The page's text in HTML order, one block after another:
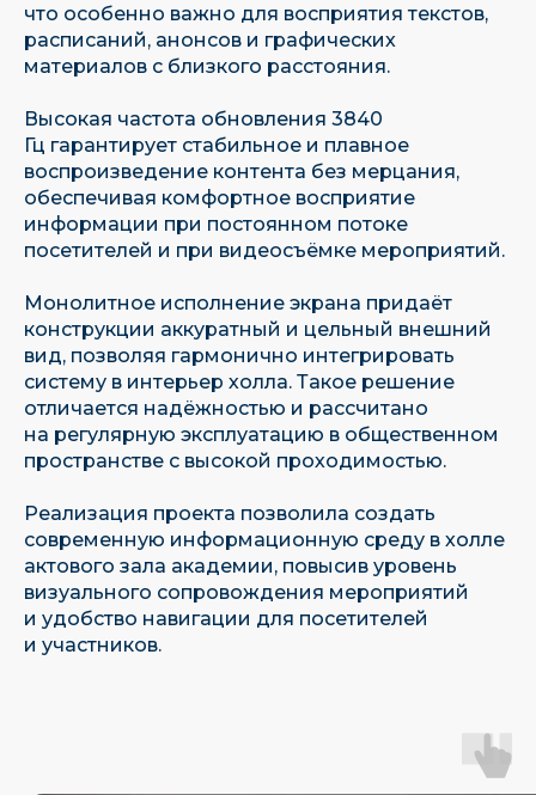
что особенно важно для восприятия текстов,
расписаний, анонсов и графических
материалов с близкого расстояния.
Высокая частота обновления 3840
Гц гарантирует стабильное и плавное
воспроизведение контента без мерцания,
обеспечивая комфортное восприятие
информации при постоянном потоке
посетителей и при видеосъёмке мероприятий.
Монолитное исполнение экрана придаёт
конструкции аккуратный и цельный внешний
вид, позволяя гармонично интегрировать
систему в интерьер холла. Такое решение
отличается надёжностью и рассчитано
на регулярную эксплуатацию в общественном
пространстве с высокой проходимостью.
Реализация проекта позволила создать
современную информационную среду в холле
актового зала академии, повысив уровень
визуального сопровождения мероприятий
и удобство навигации для посетителей
и участников.
Имеем собственную научно-
Являемся единственным отечественным